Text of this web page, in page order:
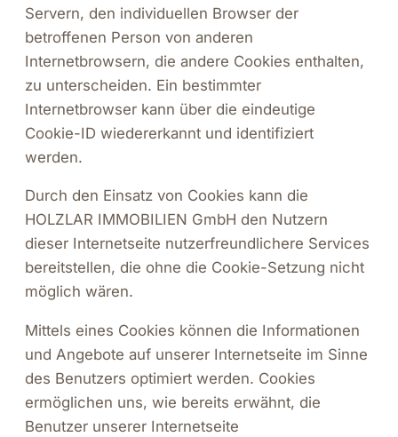
Servern, den individuellen Browser der
betroffenen Person von anderen
Internetbrowsern, die andere Cookies enthalten,
zu unterscheiden. Ein bestimmter
Internetbrowser kann über die eindeutige
Cookie-ID wiedererkannt und identifiziert
werden.
Durch den Einsatz von Cookies kann die
HOLZLAR IMMOBILIEN GmbH den Nutzern
dieser Internetseite nutzerfreundlichere Services
bereitstellen, die ohne die Cookie-Setzung nicht
möglich wären.
Mittels eines Cookies können die Informationen
und Angebote auf unserer Internetseite im Sinne
des Benutzers optimiert werden. Cookies
ermöglichen uns, wie bereits erwähnt, die
Benutzer unserer Internetseite